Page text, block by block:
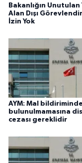
Bakanlığın Unutulan
Alan Dışı
İzin Yok
AYM: Mal bildiriminde
bulunulmamasına
cezası gereklidir